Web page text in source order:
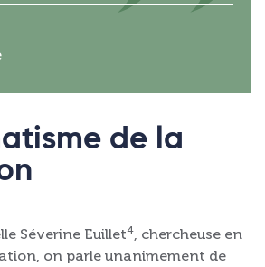
de la
Séverine Euillet4
, chercheuse en
on parle unanimement de